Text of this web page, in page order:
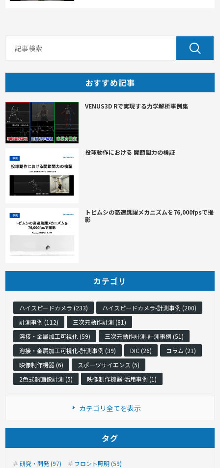
おすすめ記事
VENUS3D Rで実現する力学解析事例集
投球動作における 関節間力の検証
トビムシの高速跳躍メカニズムを76,000fpsで撮
影
カテゴリ
ハイスピードカメラ (233)
ハイスピードカメラ-計測事例 (200)
計測事例 (112)
三次元動作計測 (81)
溶接・金属加工可視化 (59)
三次元動作計測-計測事例 (51)
溶接・金属加工可視化-計測事例 (39)
DIC (26)
コラム (21)
映像制作機器 (6)
スポーツサイエンス (5)
2色式熱画像計測 (5)
映像制作機器-活用事例 (1)
カテゴリ全てを表示
タグ
研究・開発 (97)
フロント照明 (59)